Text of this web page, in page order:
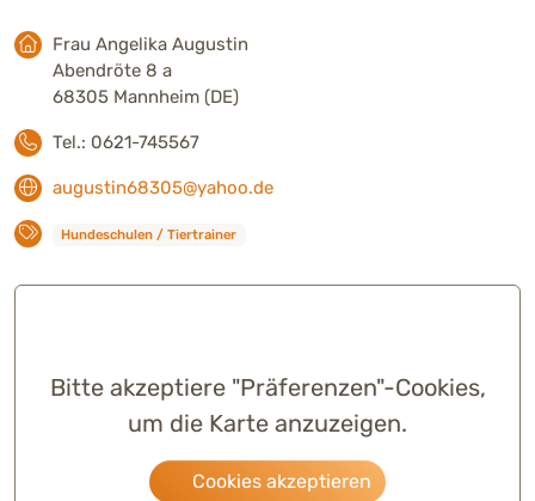
Frau Angelika Augustin
Abendröte 8 a
68305 Mannheim (DE)
Tel.: 0621-745567
augustin68305@yahoo.de
Hundeschulen / Tiertrainer
Bitte akzeptiere "Präferenzen"-Cookies,
um die Karte anzuzeigen.
Cookies akzeptieren